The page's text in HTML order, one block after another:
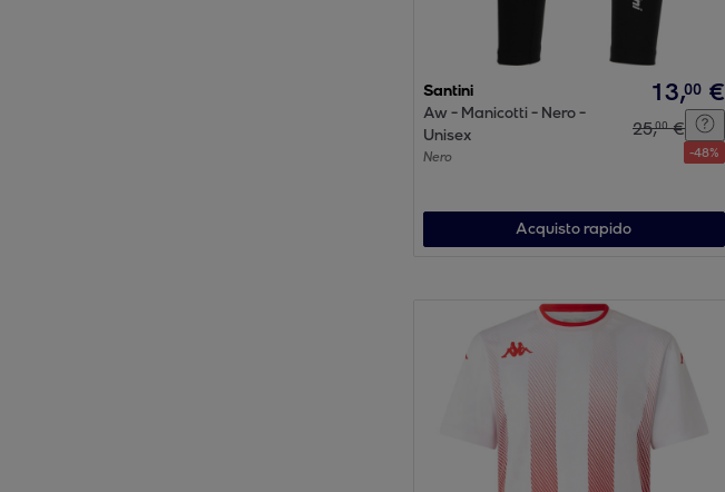
Santini
Aw - Manicotti - Nero -
Unisex
Nero
13,00 €
25,00 €
-48%
Acquisto rapido